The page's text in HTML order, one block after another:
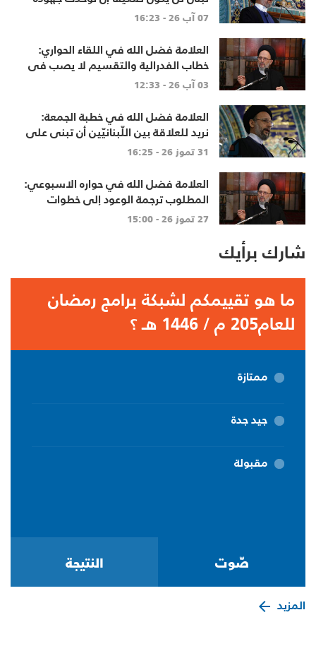
وخرج الجميع من حساباتهم الخاصّة
07 آب 26 - 16:23
العلامة فضل الله في اللقاء الحواري:
خطاب الفدرالية والتقسيم لا يصب في
مصلحة أحد
03 آب 26 - 12:33
العلامة فضل الله في خطبة الجمعة:
نريد للعلاقة بين اللّبنانيّين أن تبنى على
الاحترام المتبادل، والانتماء الوطنيّ
الجامع
31 تموز 26 - 16:25
العلامة فضل الله في حواره الاسبوعي:
المطلوب ترجمة الوعود إلى خطوات
تنهي الاحتلال وتعيد الأهالي وتطلق
الاعمار
27 تموز 26 - 15:00
شارك برأيك
ما هو تقييمكم لشبكة برامج رمضان
للعام205 م / 1446 هـ ؟
ممتازة
جيد جدة
مقبولة
المزيد